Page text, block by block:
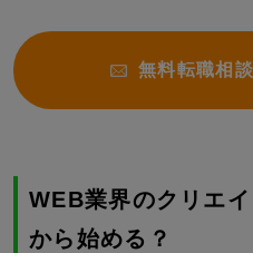
無料転職相
WEB業界のクリエ
から始める？